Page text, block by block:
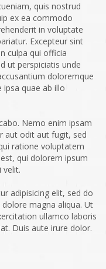
quis nostrud
ex ea commodo
in voluptate
Excepteur sint
culpa qui officia
ut perspiciatis unde
doloremque
quae ab illo
Nemo enim ipsam
aut odit aut fugit, sed
ratione voluptatem
qui dolorem ipsum
velit.
adipisicing elit, sed do
magna aliqua. Ut
ullamco laboris
Duis aute irure dolor.